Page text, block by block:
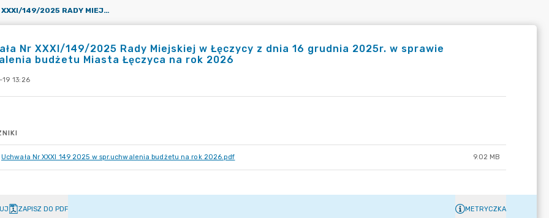
UCHWAŁA NR XXXI/149/2025 RADY MIEJSKIEJ W ŁĘCZYCY Z DNIA 16 GRUDNIA 2025R. W SPRAWIE UCHWALENIA BUDŻETU MIASTA ŁĘCZYCA NA ROK 2026
Nr XXXI/149/2025 Rady Miejskiej w Łęczycy z dnia 16 grudnia 2025r. w sprawie
budżetu Miasta Łęczyca na rok 2026
13:26
Uchwała Nr XXXI 149 2025 w spr.uchwalenia budżetu na rok 2026.pdf 9.02 MB
ZAPISZ DO PDF METRYCZKA